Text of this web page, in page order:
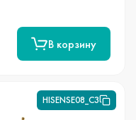
В корзину
HISENSE08_C3